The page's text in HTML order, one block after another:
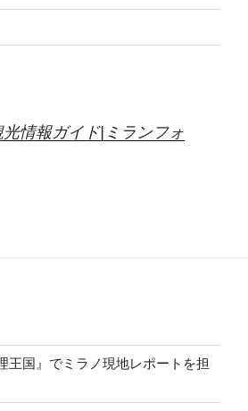
情報ガイド|ミランフォ
王国』でミラノ現地レポートを担